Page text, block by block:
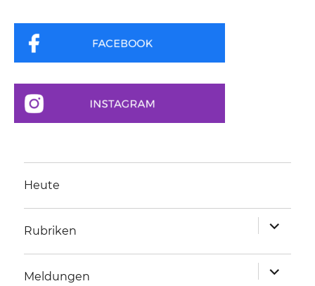
Heute
Rubriken
anzeigen
Meldungen
anzeigen